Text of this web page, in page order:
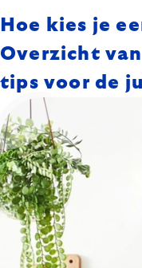
Hoe kies je
Overzicht
tips voor de